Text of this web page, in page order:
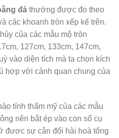
đá thường được đo theo
các khoanh tròn xếp kế trên.
của các mẫu mộ tròn
127cm, 133cm, 147cm,
vào diện tích mà ta chọn kích
hợp với cảnh quan chung của
tính thẩm mỹ của các mẫu
nên bắt ép vào con số cụ
được sự cân đối hài hoà tổng